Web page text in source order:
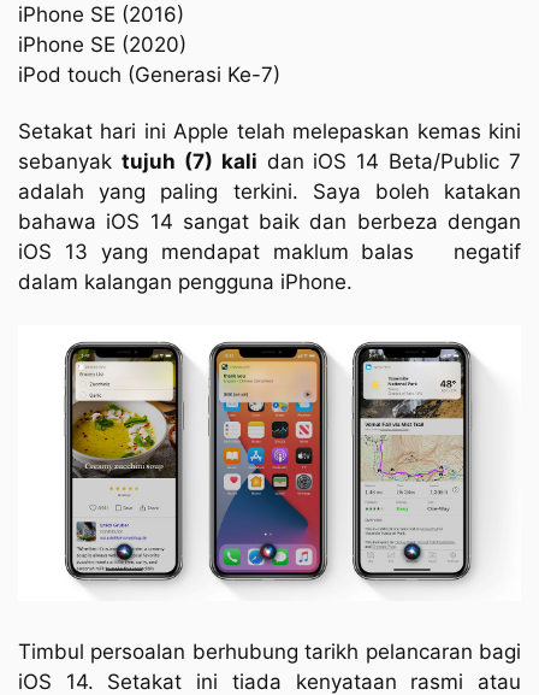
iPhone SE (2016)
iPhone SE (2020)
iPod touch (Generasi Ke-7)
Setakat hari ini Apple telah melepaskan kemas kini
sebanyak tujuh (7) kali dan iOS 14 Beta/Public 7
adalah yang paling terkini. Saya boleh katakan
bahawa iOS 14 sangat baik dan berbeza dengan
iOS 13 yang mendapat maklum balas
negatif
dalam kalangan pengguna iPhone.
Timbul persoalan berhubung tarikh pelancaran bagi
iOS 14. Setakat ini tiada kenyataan rasmi atau